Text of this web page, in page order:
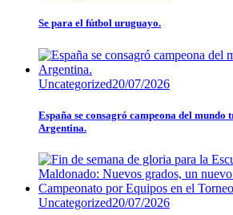
Se para el fútbol uruguayo.
Uncategorized20/07/2026
España se consagró campeona del mundo
Argentina.
Uncategorized20/07/2026